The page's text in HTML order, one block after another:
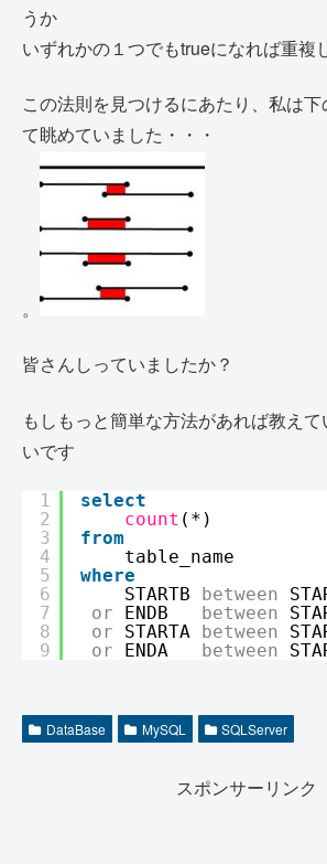
うか
いずれかの１つでもtrueになれば重複
この法則を見つけるにあたり、私は
て眺めていました・・・
。
皆さんしっていましたか？
もしもっと簡単な方法があれば教え
いです
1
2
3
4
5
6
7
8
9
select
count (*)
from
table_name
where
STARTB between
or
ENDB between
or
STARTA between
or
ENDA between
DataBase MySQL SQLServer
スポンサーリンク